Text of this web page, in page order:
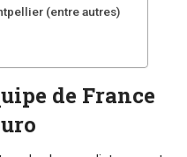
(entre autres)
de France